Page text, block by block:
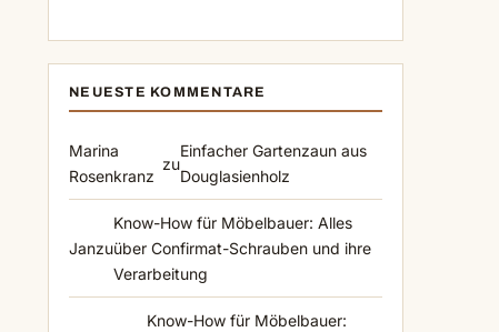
NEUESTE KOMMENTARE
Marina
Rosenkranz
zu
Einfacher Gartenzaun aus
Douglasienholz
Janzu
Know-How für Möbelbauer: Alles
über Confirmat-Schrauben und ihre
Verarbeitung
Know-How für Möbelbauer: